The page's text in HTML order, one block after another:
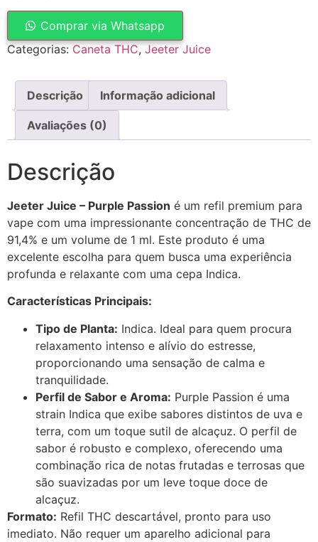
Comprar via Whatsapp
Categorias:Caneta THC,Jeeter Juice
Descrição Informação adicional
Avaliações (0)
Descrição
Jeeter Juice – Purple Passion é um refil premium para
vape com uma impressionante concentração de THC de
91,4% e um volume de 1 ml. Este produto é uma
excelente escolha para quem busca uma experiência
profunda e relaxante com uma cepa Indica.
Características Principais:
Tipo de Planta: Indica. Ideal para quem procura
relaxamento intenso e alívio do estresse,
proporcionando uma sensação de calma e
tranquilidade.
Perfil de Sabor e Aroma: Purple Passion é uma
strain Indica que exibe sabores distintos de uva e
terra, com um toque sutil de alcaçuz. O perfil de
sabor é robusto e complexo, oferecendo uma
combinação rica de notas frutadas e terrosas que
são suavizadas por um leve toque doce de
alcaçuz.
Formato: Refil THC descartável, pronto para uso
imediato. Não requer um aparelho adicional para